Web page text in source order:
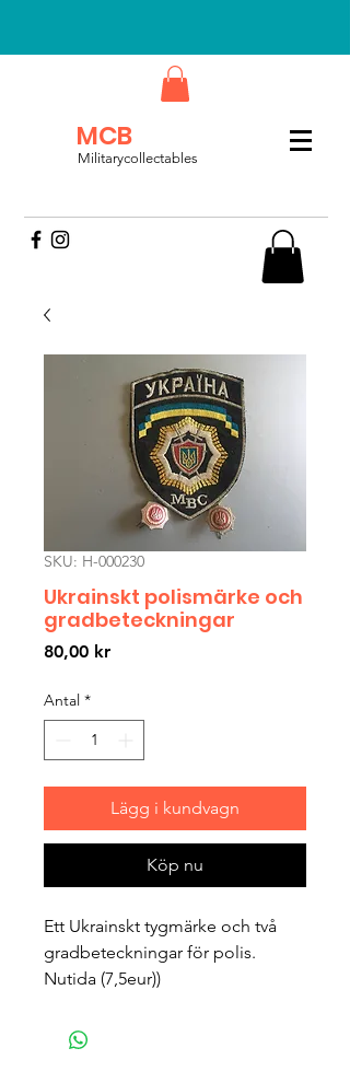
MCB
Militarycollectables
SKU: H-000230
Ukrainskt polismärke och
gradbeteckningar
80,00 krPris
Antal *
Lägg i kundvagn
Köp nu
Ett Ukrainskt tygmärke och två
gradbeteckningar för polis.
Nutida (7,5eur))